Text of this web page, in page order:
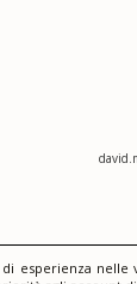
esperienza